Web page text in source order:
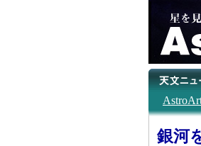
銀河